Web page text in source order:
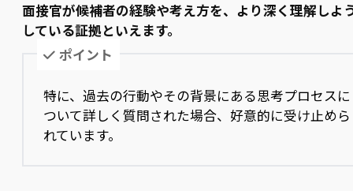
面接官が候補者の経験や考え方を、より深く理解しよ
している証拠といえます。
ポイント
特に、過去の行動やその背景にある思考プロセスに
ついて詳しく質問された場合、好意的に受け止めら
れています。